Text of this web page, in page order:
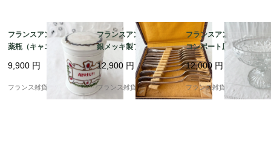
フランスアンティーク
薬瓶（キャニスター）|
金彩やグリーンの植物
が描かれた「AURE
9,900 円
フランス雑貨chouchou
フランスアンティーク
銀メッキ製フォーク10
本セット｜フレンチエ
レガンス ロカイユ＆ア
カンサス模様 | 1900年
代前半
12,900 円
フランス雑貨chouchou
フランスアンティーク
コンポート皿 | 美しい
模様のプレスドガラス
が素敵 | 1900年代中頃
12,000 円
フランス雑貨chouchou